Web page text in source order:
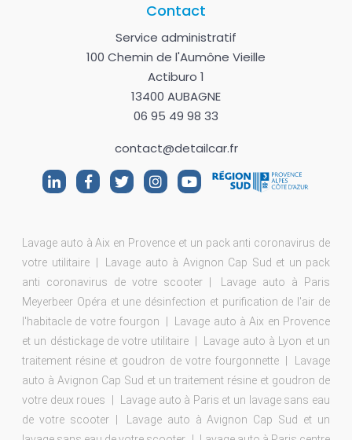
Contact
Service administratif
100 Chemin de l'Aumône Vieille
Actiburo 1
13400 AUBAGNE
06 95 49 98 33
contact@detailcar.fr
Lavage auto à Aix en Provence et un pack anti coronavirus de
votre utilitaire
Lavage auto à Avignon Cap Sud et un pack
anti coronavirus de votre scooter
Lavage auto à Paris
Meyerbeer Opéra et une désinfection et purification de l'air de
l'habitacle de votre fourgon
Lavage auto à Aix en Provence
et un déstickage de votre utilitaire
Lavage auto à Lyon et un
traitement résine et goudron de votre fourgonnette
Lavage
auto à Avignon Cap Sud et un traitement résine et goudron de
votre deux roues
Lavage auto à Paris et un lavage sans eau
de votre scooter
Lavage auto à Avignon Cap Sud et un